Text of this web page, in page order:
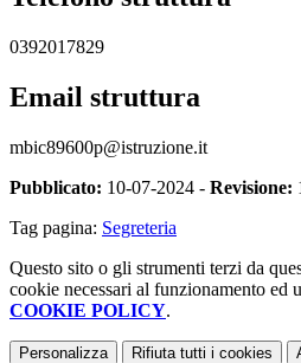
0392017829
Email struttura
mbic89600p@istruzione.it
Pubblicato: 10-07-2024 - Revisione:
Tag pagina: Segreteria
Questo sito o gli strumenti terzi da
cookie necessari al funzionamento ed
COOKIE POLICY.
Personalizza Rifiuta tutti i cookies